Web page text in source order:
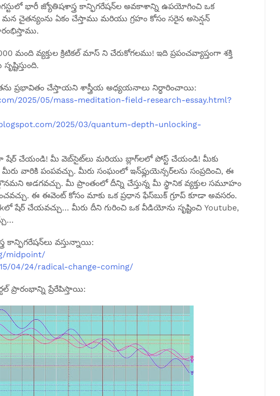
భారీ జ్యోతిషశాస్త్ర కాన్ఫిగరేషన్‌ల అవకాశాన్ని ఉపయోగించి ఒక
మన చైతన్యంను ఏకం చేస్తాము మరియు గ్రహం కోసం సరైన అసెన్షన్
మంది వ్యక్తుల క్రిటికల్ మాస్ ని చేరుకోగలము! ఇది ప్రపంచవ్యాప్తంగా శక్తి
ప్రభావితం చేస్తాయని శాస్త్రీయ అధ్యయనాలు నిర్ధారించాయి:
2025/05/mass-meditation-field-research-essay.html?
2025/03/quantum-depth-unlocking-
షేర్ చేయండి! మీ వెబ్‌సైట్‌లు మరియు బ్లాగ్‌లలో పోస్ట్ చేయండి! మీకు
వారికి పంపవచ్చు. మీరు సంఘంలో ఇన్‌ఫ్లుయెన్సర్‌లను సంప్రదించి, ఈ
అడగవచ్చు. మీ ప్రాంతంలో దీన్ని చేస్తున్న మీ స్థానిక వ్యక్తుల సమూహం
ఈ ఈవెంట్ కోసం మాకు ఒక ప్రధాన ఫేస్‌బుక్ గ్రూప్ కూడా అవసరం.
షేర్ చేయవచ్చు… మీరు దీని గురించి ఒక వీడియోను సృష్టించి Youtube,
కాన్ఫిగరేషన్‌లు వస్తున్నాయి:
midpoint/
04/24/radical-change-coming/
ప్రారంభాన్ని ప్రేరేపిస్తాయి: